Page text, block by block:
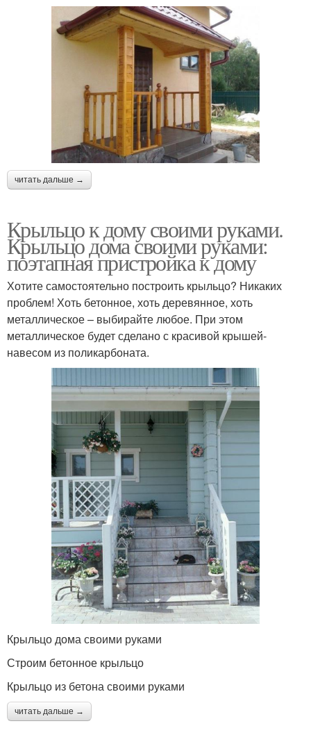
читать дальше →
Крыльцо к дому своими руками.
Крыльцо дома своими руками:
поэтапная пристройка к дому
Хотите самостоятельно построить крыльцо? Никаких
проблем! Хоть бетонное, хоть деревянное, хоть
металлическое – выбирайте любое. При этом
металлическое будет сделано с красивой крышей-
навесом из поликарбоната.
Крыльцо дома своими руками
Строим бетонное крыльцо
Крыльцо из бетона своими руками
читать дальше →